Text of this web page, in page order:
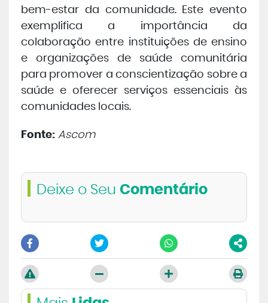
bem-estar da comunidade. Este evento
exemplifica a importância da
colaboração entre instituições de ensino
e organizações de saúde comunitária
para promover a conscientização sobre a
saúde e oferecer serviços essenciais às
comunidades locais.
Fonte: Ascom
Deixe o Seu Comentário